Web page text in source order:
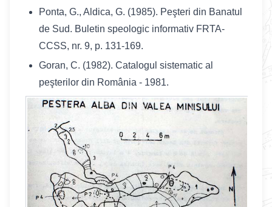
Ponta, G., Aldica, G. (1985). Peşteri din Banatul
de Sud. Buletin speologic informativ FRTA-
CCSS, nr. 9, p. 131-169.
Goran, C. (1982). Catalogul sistematic al
peşterilor din România - 1981.